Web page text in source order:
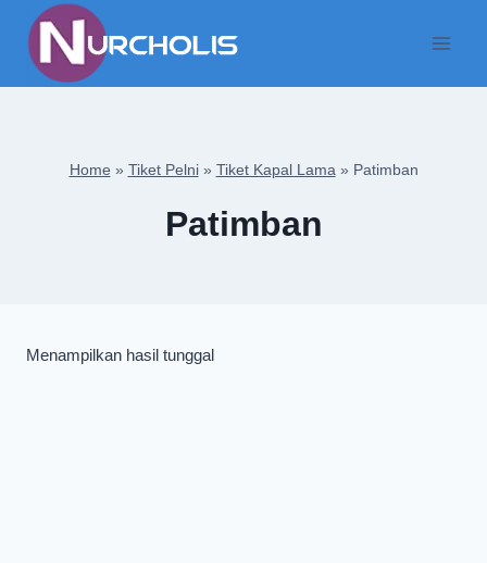
content
Home » Tiket Pelni» Tiket Kapal Lama » Patimban
Patimban
Menampilkan hasil tunggal